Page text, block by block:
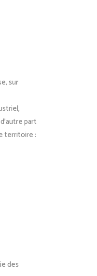
sur
part
territoire :
des